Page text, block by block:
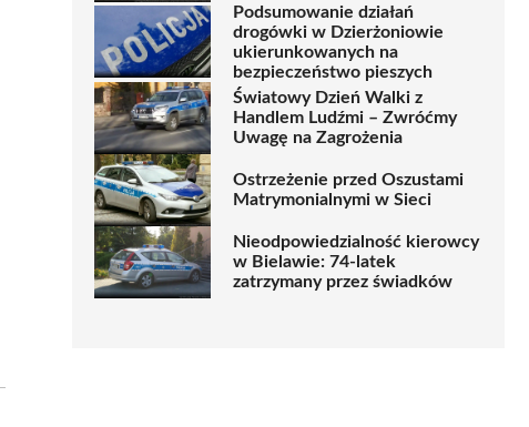
Podsumowanie działań
drogówki w Dzierżoniowie
ukierunkowanych na
bezpieczeństwo pieszych
Światowy Dzień Walki z
Handlem Ludźmi – Zwróćmy
Uwagę na Zagrożenia
Ostrzeżenie przed Oszustami
Matrymonialnymi w Sieci
Nieodpowiedzialność kierowcy
w Bielawie: 74-latek
zatrzymany przez świadków